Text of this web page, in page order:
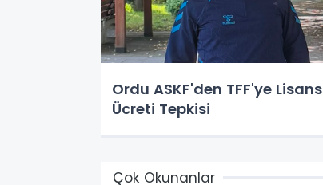
Ordu ASKF'den TFF'ye Lisans
Ücreti Tepkisi
Çok Okunanlar